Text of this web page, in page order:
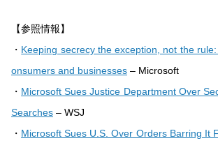
【参照情報】
・ Keeping secrecy the exception, not the
onsumers and businesses – Microsoft
・ Microsoft Sues Justice Department Over
Searches – WSJ
・ Microsoft Sues U.S. Over Orders Barring It